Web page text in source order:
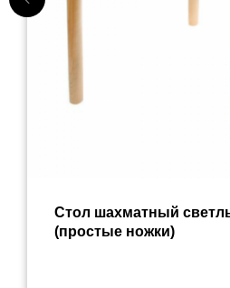
Стол шахматный
(простые ножки)